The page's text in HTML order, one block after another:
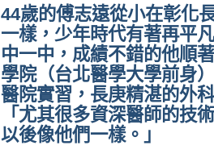
44歲的傅志遠從小在彰化
一樣，少年時代有著再平
中一中，成績不錯的他順
學院（台北醫學大學前身
醫院實習，長庚精湛的外
「尤其很多資深醫師的技
以後像他們一樣。」